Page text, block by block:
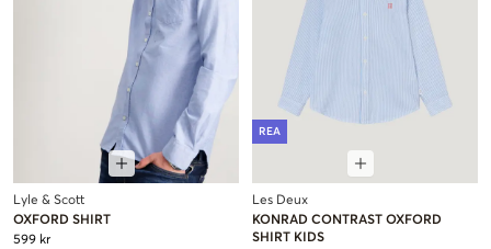
Lyle & Scott
OXFORD SHIRT
599 kr
REA
Les Deux
KONRAD CONTRAST OXFORD
SHIRT KIDS